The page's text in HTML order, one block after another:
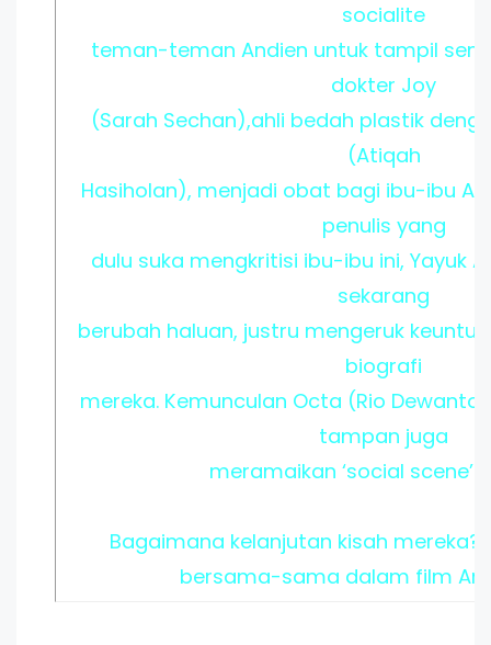
socialite
teman-teman Andien untuk tampil
dokter Joy
(Sarah Sechan),ahli bedah plastik
(Atiqah
Hasiholan), menjadi obat bagi ibu-ibu
penulis yang
dulu suka mengkritisi ibu-ibu ini, Yayuk
sekarang
berubah haluan, justru mengeruk
biografi
mereka. Kemunculan Octa (Rio
tampan juga
meramaikan ‘social scene’
Bagaimana kelanjutan kisah mereka?
bersama-sama dalam film